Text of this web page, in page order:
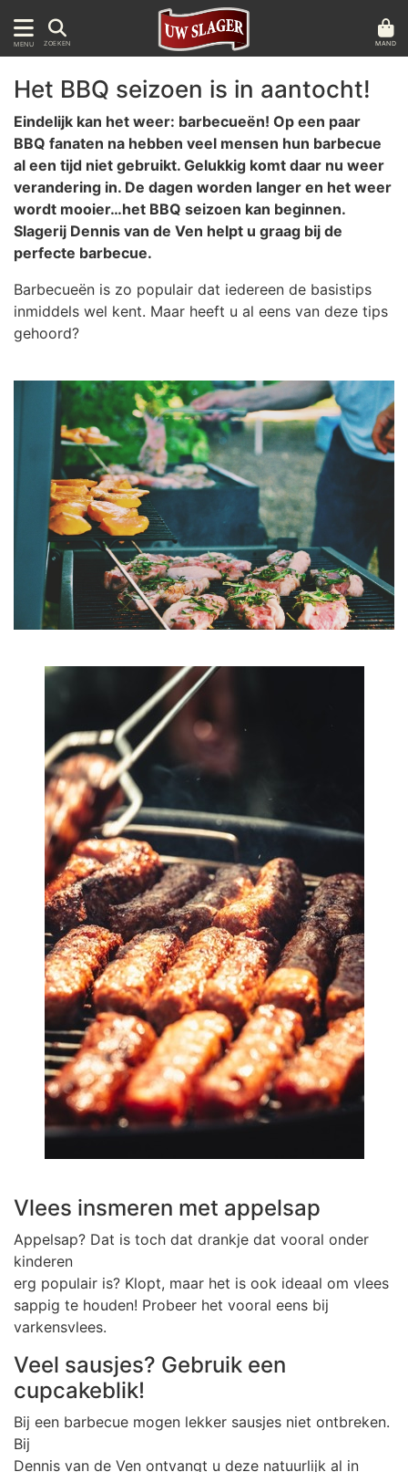
MENU ZOEKEN MAND
Het BBQ seizoen is in aantocht!
Eindelijk kan het weer: barbecueën! Op een paar
BBQ fanaten na hebben veel mensen hun barbecue
al een tijd niet gebruikt. Gelukkig komt daar nu weer
verandering in. De dagen worden langer en het weer
wordt mooier…het BBQ seizoen kan beginnen.
Slagerij Dennis van de Ven helpt u graag bij de
perfecte barbecue.
Barbecueën is zo populair dat iedereen de basistips
inmiddels wel kent. Maar heeft u al eens van deze tips
gehoord?
Vlees insmeren met appelsap
Appelsap? Dat is toch dat drankje dat vooral onder
kinderen
erg populair is? Klopt, maar het is ook ideaal om vlees
sappig te houden! Probeer het vooral eens bij
varkensvlees.
Veel sausjes? Gebruik een
cupcakeblik!
Bij een barbecue mogen lekker sausjes niet ontbreken.
Bij
Dennis van de Ven ontvangt u deze natuurlijk al in